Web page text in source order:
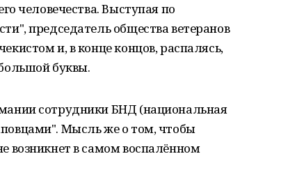
человечества. Выступая по
председатель общества ветеранов
и, в конце концов, распалясь,
буквы.
сотрудники БНД (национальная
Мысль же о том, чтобы
возникнет в самом воспалённом